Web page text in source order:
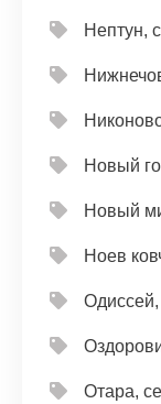
Нептун,
Новый
Новый
Ноев
Одиссей,
Отара,